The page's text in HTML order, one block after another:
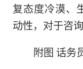
复态度冷漠、
动性，对于咨
附图 话务